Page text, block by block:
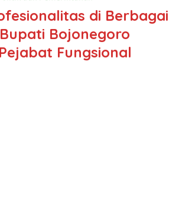
di Berbagai
Bojonegoro
Fungsional